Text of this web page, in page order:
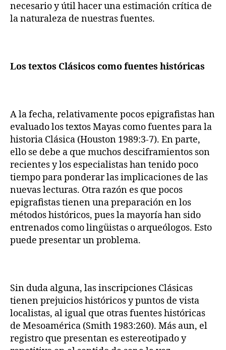
necesario y útil hacer una estimación crítica de
la naturaleza de nuestras fuentes.
Los textos Clásicos como fuentes históricas
A la fecha, relativamente pocos epigrafistas han
evaluado los textos Mayas como fuentes para la
historia Clásica (Houston 1989:3-7). En parte,
ello se debe a que muchos desciframientos son
recientes y los especialistas han tenido poco
tiempo para ponderar las implicaciones de las
nuevas lecturas. Otra razón es que pocos
epigrafistas tienen una preparación en los
métodos históricos, pues la mayoría han sido
entrenados como lingüistas o arqueólogos. Esto
puede presentar un problema.
Sin duda alguna, las inscripciones Clásicas
tienen prejuicios históricos y puntos de vista
localistas, al igual que otras fuentes históricas
de Mesoamérica (Smith 1983:260). Más aun, el
registro que presentan es estereotipado y